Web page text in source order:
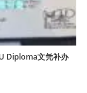
Diploma文凭补办